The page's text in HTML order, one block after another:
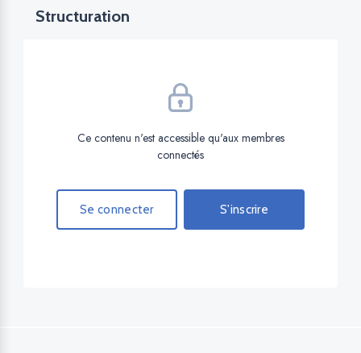
Structuration
Ce contenu n'est accessible qu'aux membres
connectés
Se connecter S'inscrire